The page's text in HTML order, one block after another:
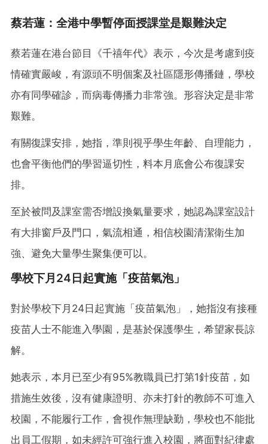
蔡若蓮：全港中學暫停面授課堂是艱難決定
蔡若蓮在港台節目《千禧年代》表示，今次是考慮到疫
情確實嚴峻，有源頭不明個案及社區隱形傳播鏈，學校
亦有同學確診，而病毒傳播力非常強。形容決定是非常
艱難。
有關復課安排，她指，準則視乎學生年齡、自理能力，
也會平衡他們的學習逼切性，料本月底會公布復課安
排。
至於被問及課室需否增設換氣量要求，她認為課室設計
有大排窗戶及門口，氣流相通，相信校園清潔衛生加
強、避免大量學生聚集便可以。
學校下月24日起實施「疫苗氣泡」
對於學校下月24日起實施「疫苗氣泡」，她指沒有接種
疫苗人士不能進入學園，是基於保護學生，希望家長諒
解。
她表示，本月已至少有95%教職員已打第1針疫苗，如
措施生效後，沒有健康證明、亦未打針的教師不可進入
校園，不能履行工作，會視作無理缺勤，學校也不能批
出員工假期，如未經許可強行進入校園，將面對紀律處